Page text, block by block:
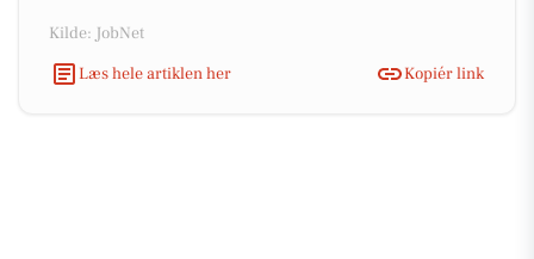
Kilde: JobNet
Læs hele artiklen her
Kopiér link